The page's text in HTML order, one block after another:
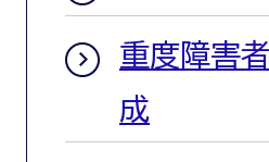
重度障害
成